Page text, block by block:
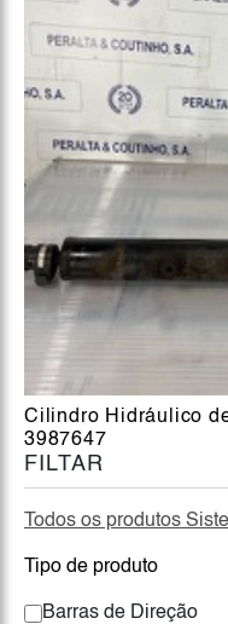
FILTAR
Todos os produtos
Tipo de produto
Barras de Direção
Cilindro Hidráulico
3987647